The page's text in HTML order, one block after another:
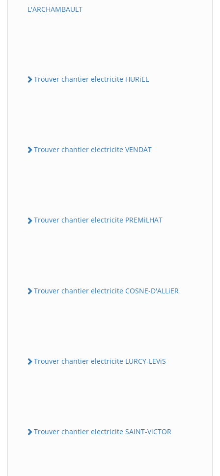
L'ARCHAMBAULT
Trouver chantier electricite HURiEL
Trouver chantier electricite VENDAT
Trouver chantier electricite PREMiLHAT
Trouver chantier electricite COSNE-D'ALLiER
Trouver chantier electricite LURCY-LEViS
Trouver chantier electricite SAiNT-ViCTOR